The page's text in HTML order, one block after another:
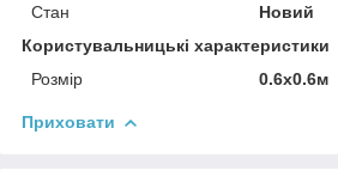
Стан
Новий
Користувальницькі характеристики
Розмір
0.6х0.6м
Приховати